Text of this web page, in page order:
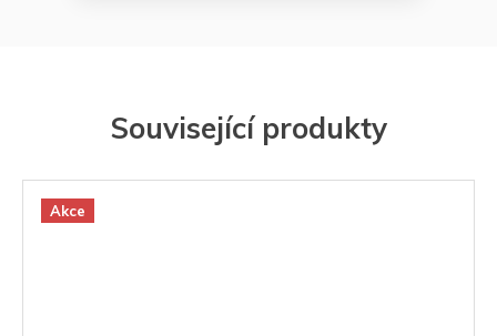
Související produkty
Akce